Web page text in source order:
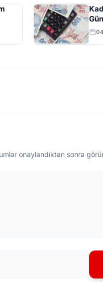
onaylandıktan sonra